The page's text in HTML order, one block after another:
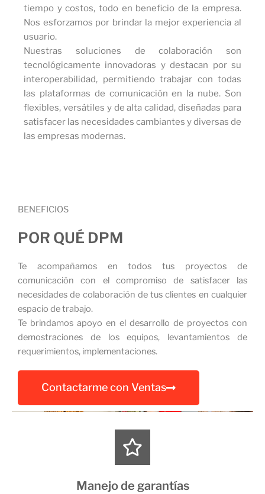
tiempo y costos, todo en beneficio de la empresa.
Nos esforzamos por brindar la mejor experiencia al
usuario.
Nuestras soluciones de colaboración son
tecnológicamente innovadoras y destacan por su
interoperabilidad, permitiendo trabajar con todas
las plataformas de comunicación en la nube. Son
flexibles, versátiles y de alta calidad, diseñadas para
satisfacer las necesidades cambiantes y diversas de
las empresas modernas.
BENEFICIOS
POR QUÉ DPM
Te acompañamos en todos tus proyectos de
comunicación con el compromiso de satisfacer las
necesidades de colaboración de tus clientes en cualquier
espacio de trabajo.
Te brindamos apoyo en el desarrollo de proyectos con
demostraciones de los equipos, levantamientos de
requerimientos, implementaciones.
Contactarme con Ventas
Manejo de garantías